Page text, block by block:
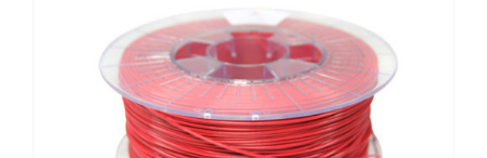
πολλαπλές
παραλλαγές.
Οι
επιλογές